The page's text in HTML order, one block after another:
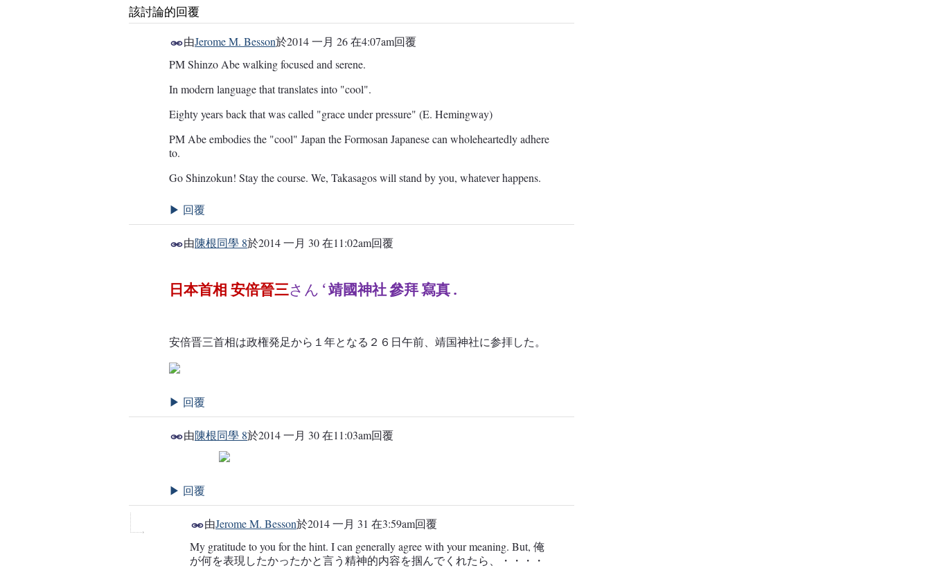
該討論的回覆
由Jerome M. Besson於2014 一月 26 在4:07am回覆
PM Shinzo Abe walking focused and serene.
In modern language that translates into "cool".
Eighty years back that was called "grace under pressure" (E. Hemingway)
PM Abe embodies the "cool" Japan the Formosan Japanese can wholeheartedly adhere
to.
Go Shinzokun! Stay the course. We, Takasagos will stand by you, whatever happens.
▶ 回覆
由陳根同學 8於2014 一月 30 在11:02am回覆
日本首相 安倍晉三さん ‘靖國神社參拜寫真.
安倍晋三首相は政権発足から１年となる２６日午前、靖国神社に参拝した。
▶ 回覆
由陳根同學 8於2014 一月 30 在11:03am回覆
▶ 回覆
由Jerome M. Besson於2014 一月 31 在3:59am回覆
My gratitude to you for the hint. I can generally agree with your meaning. But, 俺
が何を表現したかったかと言う精神的内容を掴んでくれたら、・・・・